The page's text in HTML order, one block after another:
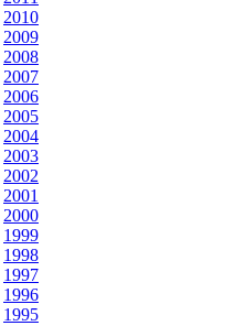
2010
2009
2008
2007
2006
2005
2004
2003
2002
2001
2000
1999
1998
1997
1996
1995